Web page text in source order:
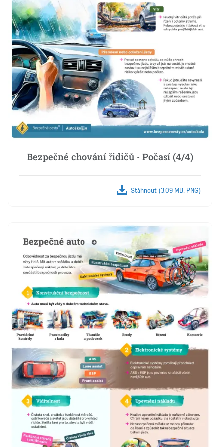
Bezpečné chování řidičů - Počasí (4/4)
Stáhnout (3.09 MB, PNG)